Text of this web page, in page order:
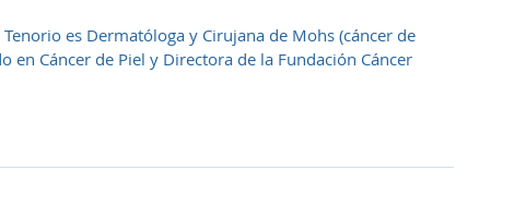
es Dermatóloga y Cirujana de Mohs (cáncer de
en Cáncer de Piel y Directora de la Fundación Cáncer